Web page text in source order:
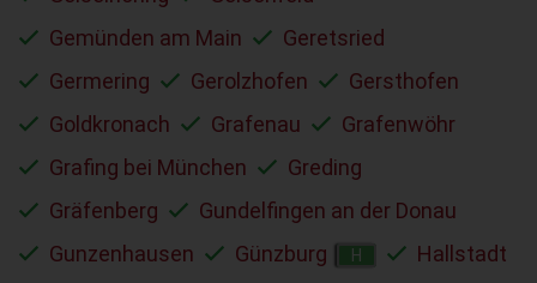
Gemünden am Main
Geretsried
Germering
Gerolzhofen
Gersthofen
Goldkronach
Grafenau
Grafenwöhr
Grafing bei München
Greding
Gräfenberg
Gundelfingen an der Donau
Gunzenhausen
Günzburg H
Hallstadt